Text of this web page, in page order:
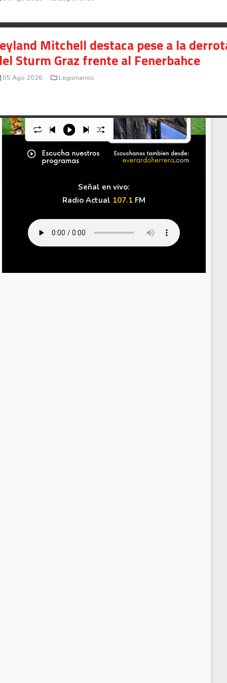
Señal en vivo:
Radio Actual 107.1FM
Mitchell destaca pese a la
Sturm Graz frente al Fenerbahce
05 Ago 2026 Legionarios